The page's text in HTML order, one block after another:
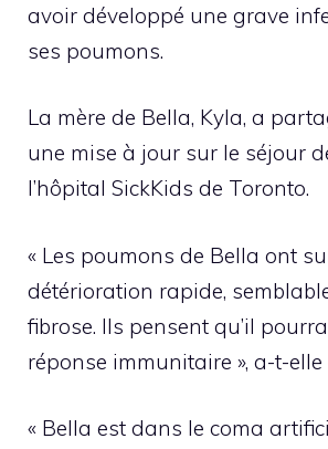
avoir développé une grave
ses poumons.
La mère de Bella, Kyla, a
une mise à jour sur le séjour
l’hôpital SickKids de Toronto.
« Les poumons de Bella ont
détérioration rapide,
fibrose. Ils pensent qu’il
réponse immunitaire », a-t-elle
« Bella est dans le coma